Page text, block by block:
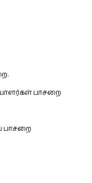
பாசறை
பாசறை